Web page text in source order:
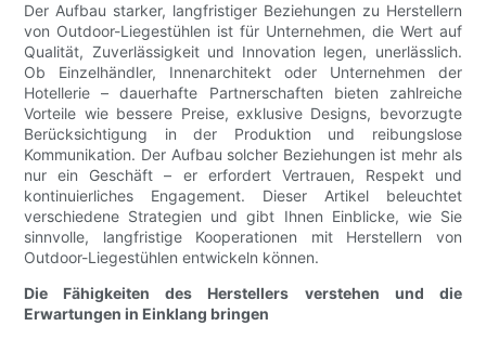
Der Aufbau starker, langfristiger Beziehungen zu Herstellern
von Outdoor-Liegestühlen ist für Unternehmen, die Wert auf
Qualität, Zuverlässigkeit und Innovation legen, unerlässlich.
Ob Einzelhändler, Innenarchitekt oder Unternehmen der
Hotellerie – dauerhafte Partnerschaften bieten zahlreiche
Vorteile wie bessere Preise, exklusive Designs, bevorzugte
Berücksichtigung in der Produktion und reibungslose
Kommunikation. Der Aufbau solcher Beziehungen ist mehr als
nur ein Geschäft – er erfordert Vertrauen, Respekt und
kontinuierliches Engagement. Dieser Artikel beleuchtet
verschiedene Strategien und gibt Ihnen Einblicke, wie Sie
sinnvolle, langfristige Kooperationen mit Herstellern von
Outdoor-Liegestühlen entwickeln können.
Die Fähigkeiten des Herstellers verstehen und die
Erwartungen in Einklang bringen